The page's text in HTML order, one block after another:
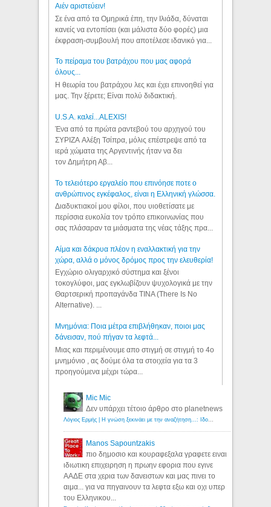
Aιέν αριστεύειν!
Σε ένα από τα Ομηρικά έπη, την Ιλιάδα, δύναται
κανείς να εντοπίσει (και μάλιστα δύο φορές) μια
έκφραση-συμβουλή που αποτέλεσε ιδανικό για...
Το πείραμα του βατράχου που μας αφορά
όλους...
Η θεωρία του βατράχου λες και έχει επινοηθεί για
μας. Την ξέρετε; Είναι πολύ διδακτική.
U.S.A. καλεί...ALEXIS!
Ένα από τα πρώτα ραντεβού του αρχηγού του
ΣΥΡΙΖΑ Αλέξη Τσίπρα, μόλις επέστρεψε από τα
ιερά χώματα της Αργεντινής ήταν να δει
τον Δημήτρη Αβ...
Το τελειότερο εργαλείο που επινόησε ποτε ο
ανθρώπινος εγκέφαλος, είναι η Ελληνική γλώσσα.
Διαδυκτιακοί μου φίλοι, που υιοθετίσατε με
περίσσια ευκολία τον τρόπο επικοινωνίας που
σας πλάσαραν τα μιάσματα της νέας τάξης πρα...
Αίμα και δάκρυα πλέον η εναλλακτική για την
χώρα, αλλά ο μόνος δρόμος προς την ελευθερία!
Εγχώριο ολιγαρχικό σύστημα και ξένοι
τοκογλύφοι, μας εγκλωβίζουν ψυχολογικά με την
Θαρτσερική προπαγάνδα TINA (There Is No
Alternative). ...
Μνημόνια: Ποια μέτρα επιβλήθηκαν, ποιοι μας
δάνεισαν, πού πήγαν τα λεφτά...
Μιας και περιμένουμε απο στιγμή σε στιγμή το 4ο
μνημόνιο , ας δούμε όλα τα στοιχεία για τα 3
προηγούμενα μέχρι τώρα...
Mic Mic
Δεν υπάρχει τέτοιο άρθρο στο planetnews
Manos Sapountzakis
πιο δημοσιο και κουραφεξαλα γραφετε ειναι
ιδιωτικη επιχειρηση η πρωην εφορια που εγινε
ΑΑΔΕ στα χερια των δανειστων και μας πινει το
αιμα... για να πηγαινουν τα λεφτα εξω και οχι υπερ
του Ελληνικου...